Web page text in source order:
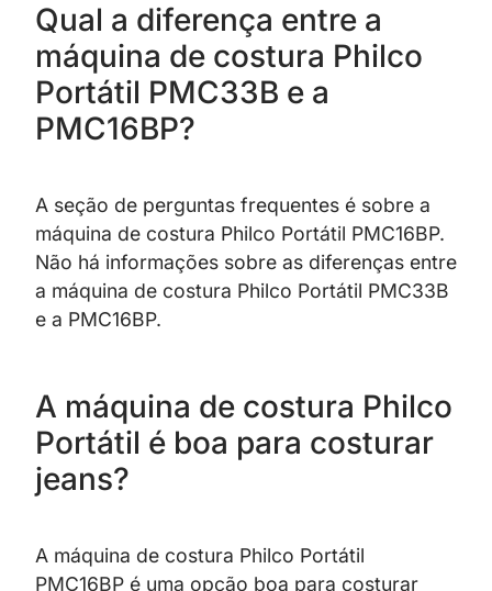
Qual a diferença entre a
máquina de costura Philco
Portátil PMC33B e a
PMC16BP?
A seção de perguntas frequentes é sobre a
máquina de costura Philco Portátil PMC16BP.
Não há informações sobre as diferenças entre
a máquina de costura Philco Portátil PMC33B
e a PMC16BP.
A máquina de costura Philco
Portátil é boa para costurar
jeans?
A máquina de costura Philco Portátil
PMC16BP é uma opção boa para costurar